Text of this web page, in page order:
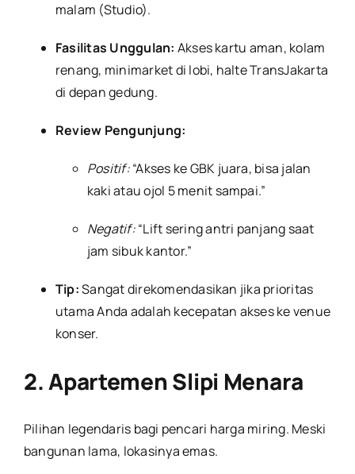
malam (Studio).
Fasilitas Unggulan: Akses kartu aman, kolam
renang, minimarket di lobi, halte TransJakarta
di depan gedung.
Review Pengunjung:
Positif:“Akses ke GBK juara, bisa jalan
kaki atau ojol 5 menit sampai.”
Negatif:“Lift sering antri panjang saat
jam sibuk kantor.”
Tip:Sangat direkomendasikan jika prioritas
utama Anda adalah kecepatan akses ke venue
konser.
2. Apartemen Slipi Menara
Pilihan legendaris bagi pencari harga miring. Meski
bangunan lama, lokasinya emas.